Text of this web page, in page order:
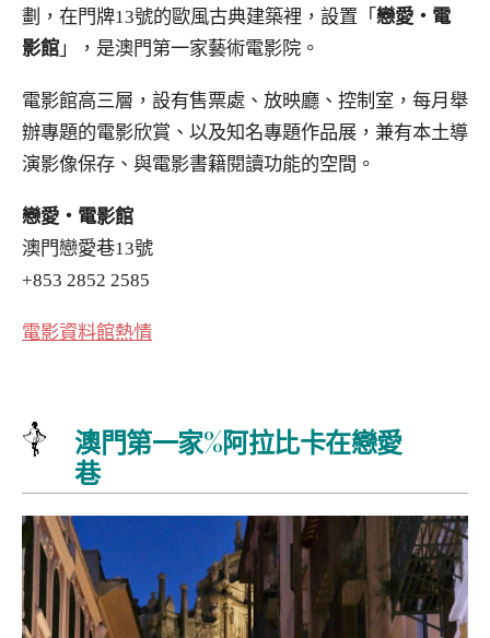
劃，在門牌13號的歐風古典建築裡，設置「 戀愛・電
影館 」，是澳門第一家藝術電影院。
電影館高三層，設有售票處、放映廳、控制室，每月舉
辦專題的電影欣賞、以及知名專題作品展，兼有本土導
演影像保存、與電影書籍閱讀功能的空間。
戀愛・電影館
澳門戀愛巷13號
+853 2852 2585
電影資料館熱情
澳門第一家%阿拉比卡在戀愛
巷